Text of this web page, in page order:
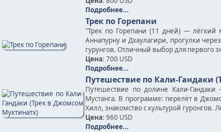
Подробнее...
Трек по Горепани
"Трек по Горепани (11 дней) —
Аннапурну и Дхаулагири, прогулки
гурунгов. Отличный выбор для первого
Цена: 700 USD
Подробнее...
Путешествие по Кали-Гандаки
Путешествие по долине Кали-
Мустанга. В программе: перелёт в
Хилл, знакомство с культурой гуронгов.
Цена: 960 USD
Подробнее...